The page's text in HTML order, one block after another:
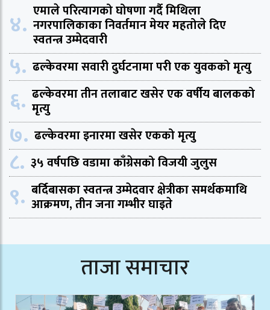
४. एमाले परित्यागको घोषणा गर्दै मिथिला
नगरपालिकाका निवर्तमान मेयर महतोले दिए
स्वतन्त्र उम्मेदवारी
५. ढल्केवरमा सवारी दुर्घटनामा परी एक युवकको मृत्यु
६. ढल्केवरमा तीन तलाबाट खसेर एक वर्षीय बालकको
मृत्यु
७. ढल्केवरमा इनारमा खसेर एकको मृत्यु
८. ३५ वर्षपछि वडामा काँग्रेसको विजयी जुलुस
९. बर्दिबासका स्वतन्त्र उम्मेदवार क्षेत्रीका समर्थकमाथि
आक्रमण, तीन जना गम्भीर घाइते
ताजा समाचार